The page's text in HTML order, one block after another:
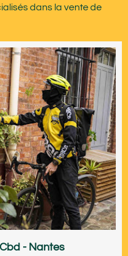
dans la vente de
- Nantes